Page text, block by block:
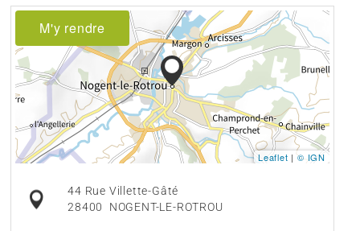
M'y rendre
Leaflet |© IGN
44 Rue Villette-Gâté
28400
NOGENT-LE-ROTROU